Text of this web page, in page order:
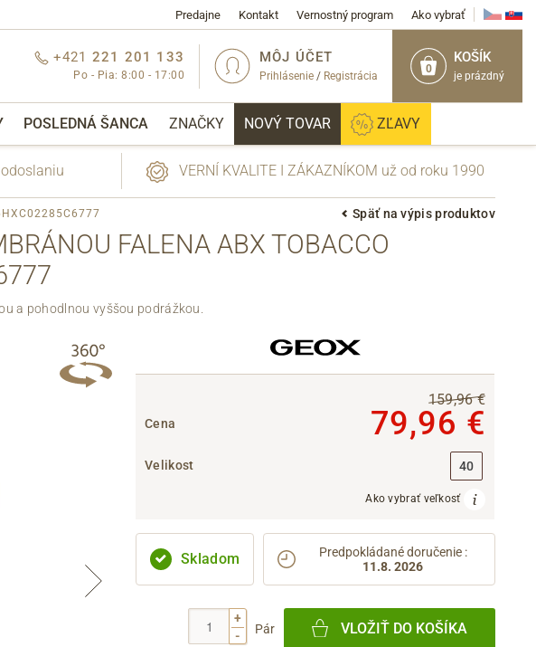
Predajne Kontakt Vernostný program Ako vybrať
0
KOŠÍK
je prázdný
MÔJ ÚČET
Prihlásenie / Registrácia
+421 221 201 133
Po - Pia: 8:00 - 17:00
POSLEDNÁ ŠANCA ZNAČKY NOVÝ TOVAR ZĽAVY
odoslaniu VERNÍ KVALITE I ZÁKAZNÍKOM už od roku 1990
Späť na výpis produktov
FALENA ABX TOBACCO
a pohodlnou vyššou podrážkou.
Cena
159,96 €
79,96 €
Velikost 40
Ako vybrať veľkosť
Skladom Predpokládané doručenie :
11.8. 2026
+
-
Pár VLOŽIŤ DO KOŠÍKA